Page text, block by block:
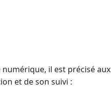
numérique, il est précisé aux
et de son suivi :